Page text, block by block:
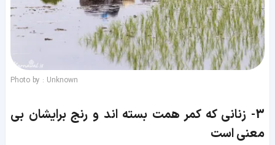
Photo by : Unknown
3- زنانی که کمر همت بسته اند و رنج برایشان بی
معنی است